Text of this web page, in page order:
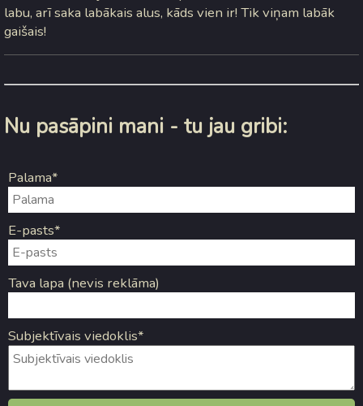
labu, arī saka labākais alus, kāds vien ir! Tik viņam labāk
gaišais!
Nu pasāpini mani - tu jau gribi:
Palama*
E-pasts*
Tava lapa (nevis reklāma)
Subjektīvais viedoklis*